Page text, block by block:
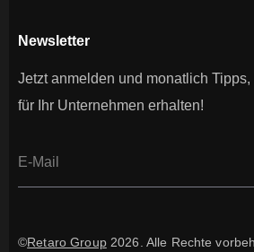
Newsletter
Jetzt anmelden und monatlich
für Ihr Unternehmen erhalten!
©Retaro Group2026. Alle Rechte